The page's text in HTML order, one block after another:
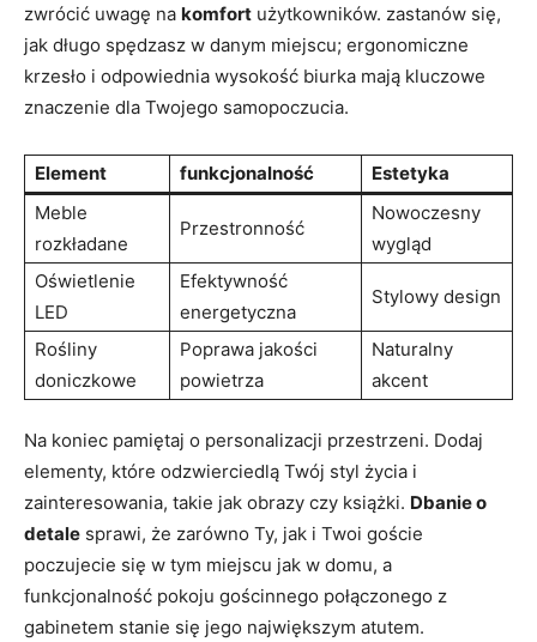
zwrócić uwagę na komfort użytkowników. zastanów się,
jak długo spędzasz w danym miejscu; ergonomiczne
krzesło i odpowiednia wysokość biurka mają kluczowe
znaczenie dla Twojego samopoczucia.
Element funkcjonalność
Estetyka
Meble
rozkładane
Przestronność
Nowoczesny
wygląd
Oświetlenie
LED
Efektywność
energetyczna
Stylowy design
Rośliny
doniczkowe
Poprawa jakości
powietrza
Naturalny
akcent
Na koniec pamiętaj o personalizacji przestrzeni. Dodaj
elementy, które odzwierciedlą Twój styl życia i
zainteresowania, takie jak obrazy czy książki. Dbanie o
detale sprawi, że zarówno Ty, jak i Twoi goście
poczujecie się w tym miejscu jak w domu, a
funkcjonalność pokoju gościnnego połączonego z
gabinetem stanie się jego największym atutem.